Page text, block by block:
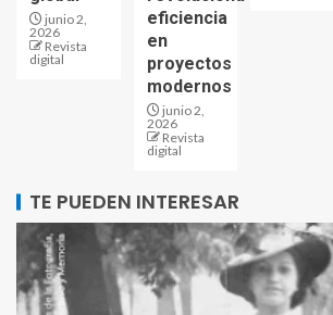
junio 2,
2026
Revista
digital
eficiencia
en
proyectos
modernos
junio 2,
2026
Revista
digital
TE PUEDEN INTERESAR